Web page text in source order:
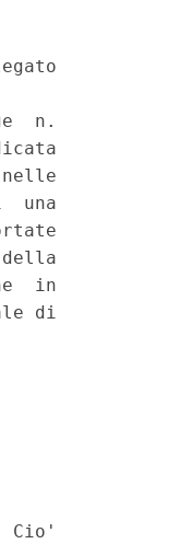
n.
una
in
di
Cio'